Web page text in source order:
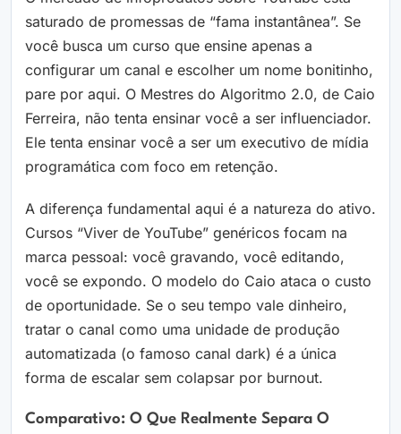
saturado de promessas de “fama instantânea”. Se
você busca um curso que ensine apenas a
configurar um canal e escolher um nome bonitinho,
pare por aqui. O Mestres do Algoritmo 2.0, de Caio
Ferreira, não tenta ensinar você a ser influenciador.
Ele tenta ensinar você a ser um executivo de mídia
programática com foco em retenção.
A diferença fundamental aqui é a natureza do ativo.
Cursos “Viver de YouTube” genéricos focam na
marca pessoal: você gravando, você editando,
você se expondo. O modelo do Caio ataca o custo
de oportunidade. Se o seu tempo vale dinheiro,
tratar o canal como uma unidade de produção
automatizada (o famoso canal dark) é a única
forma de escalar sem colapsar por burnout.
Comparativo: O Que Realmente Separa O